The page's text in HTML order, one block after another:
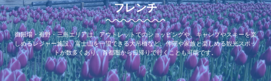
フレンチ
御殿場・裾野・三島エリアは、アウトレットでのショッピングや、キャンプやスキーを楽
しめるレジャー施設、富士山を一望できる大吊橋など、仲間や家族と楽しめる観光スポッ
トが数多くあり、首都圏から日帰りで行くことも可能です。